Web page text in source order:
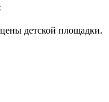
детской площадки.